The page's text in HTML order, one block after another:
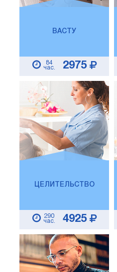
ВАСТУ
84
час.
2975
ЦЕЛИТЕЛЬСТВО
290
час.
4925